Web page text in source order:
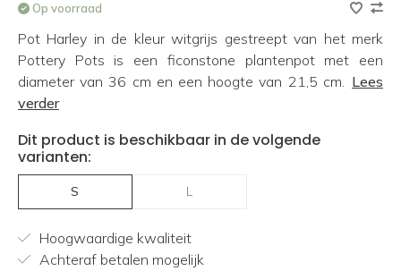
Op voorraad
Pot Harley in de kleur witgrijs gestreept van het merk
Pottery Pots is een ficonstone plantenpot met een
diameter van 36 cm en een hoogte van 21,5 cm. Lees
verder
Dit product is beschikbaar in de volgende
varianten:
S L
Hoogwaardige kwaliteit
Achteraf betalen mogelijk